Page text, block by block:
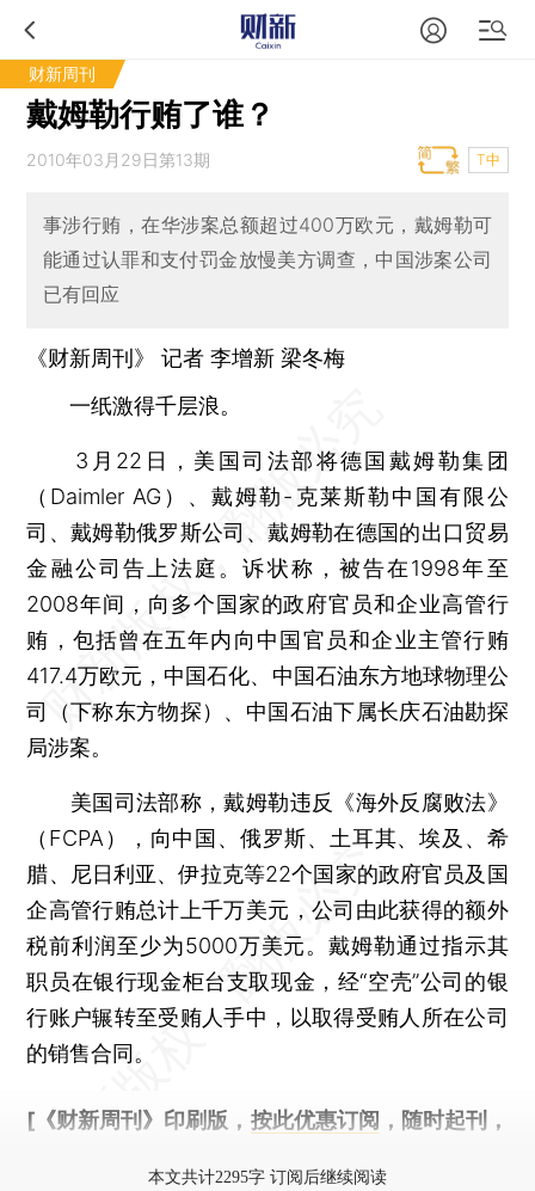
财新周刊
戴姆勒行贿了谁？
2010年03月29日第13期 T中
事涉行贿，在华涉案总额超过400万欧元，戴姆勒可
能通过认罪和支付罚金放慢美方调查，中国涉案公司
已有回应
《财新周刊》 记者李增新 梁冬梅
一纸激得千层浪。
3月22日，美国司法部将德国戴姆勒集团
（Daimler AG）、戴姆勒-克莱斯勒中国有限公
司、戴姆勒俄罗斯公司、戴姆勒在德国的出口贸易
金融公司告上法庭。诉状称，被告在1998年至
2008年间，向多个国家的政府官员和企业高管行
贿，包括曾在五年内向中国官员和企业主管行贿
417.4万欧元，中国石化、中国石油东方地球物理公
司（下称东方物探）、中国石油下属长庆石油勘探
局涉案。
美国司法部称，戴姆勒违反《海外反腐败法》
（FCPA），向中国、俄罗斯、土耳其、埃及、希
腊、尼日利亚、伊拉克等22个国家的政府官员及国
企高管行贿总计上千万美元，公司由此获得的额外
税前利润至少为5000万美元。戴姆勒通过指示其
职员在银行现金柜台支取现金，经“空壳”公司的银
行账户辗转至受贿人手中，以取得受贿人所在公司
的销售合同。
[《财新周刊》印刷版， 按此优惠订阅 ，随时起刊，
本文共计2295字 订阅后继续阅读